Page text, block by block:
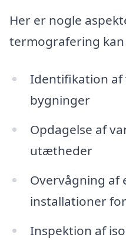
Her er nogle
termografering
Identifikation af
bygninger
Opdagelse af
utætheder
Overvågning af
installationer
Inspektion af